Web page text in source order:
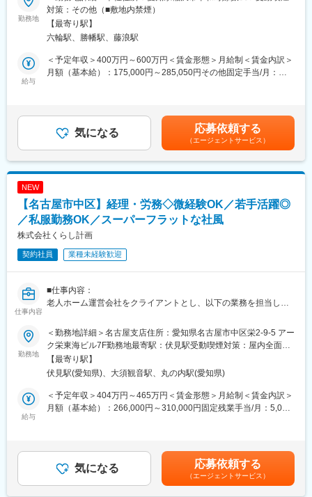
■当社について：
特別養護老人ホーム運営、老人短期入所事業、デイサービス事
業、居宅介護支援事業などの事業内容を手掛けています。“プロフ
ェッショナルがお届けする介護サービス”を目指し、“心と心のふれ
あい”を大切にし、人の尊厳を守り抜き、すばるを利用されるすべ
ての方々にやすらぎを感じていただける、そんな介護サービスを
◎休暇は、一部シフト制になっていますが、経理財務課社員は、
ほぼ土日に休暇を取得しています。（病院の為、二十四時間開業
している為）
◎繁忙時期以外は残業はほとんどありません。
■業務内容：
2,給与支払処理
・人事部門と連携しながら、給与計算データの確認を行い、給
与・賞与の支払に関する仕訳処理を担当。（社会保険料や源泉所
4,決算業務
・月次／四半期／年次の決算業務を取りまとめ、決算整理仕訳の
作成・レビュー。
5,経費処理
6,出納管理
・現金／預金の入出金や残高確認を行い、日々の資金管理の徹
・小口現金の管理／精算も含め、金融機関との振込や資金移動な
ど、出納業務全般を担当。
7,金融機関・税理士対応
・金融機関との折衝を通じて、融資や口座管理などの業務。
応の補助。
■入社後の流れ：
現場社員のOJTとなります。まずは、仕分け業務や給与支払処理
勤務地
対策：その他（■敷地内禁煙）
【最寄り駅】
六輪駅、勝幡駅、藤浪駅
給与
＜予定年収＞400万円～600万円＜賃金形態＞月給制＜賃金内訳＞
月額（基本給）：175,000円～285,050円その他固定手当/月：
選考を通じて上下する可能性があります。月給(月額)は固定手当を
含めた表記です。
気になる 応募依頼する
（エージェントサービス）
NEW
【名古屋市中区】経理・労務◇微経験OK／若手活躍◎
／私服勤務OK／スーパーフラットな社風
株式会社くらし計画
契約社員 業種未経験歓迎
仕事内容
■仕事内容：
老人ホーム運営会社をクライアントとし、以下の業務を担当して
れるポジションです。担当の会社をもち、その会社の経理／労務
／会計に関する業務を一通りサポートしていただきます。※担当す
る会社の難易度や数は、ご本人の経験／スキルに応じて段階的に
お任せします。
■業務内容詳細：
（1）会計／記帳業務
（2）労務事務業務
・勤怠データの確認／集計
・給与計算に必要な資料の準備／チェック
勤務地
＜勤務地詳細＞名古屋支店住所：愛知県名古屋市中区栄2-9-5 アー
ク栄東海ビル7F勤務地最寄駅：伏見駅受動喫煙対策：屋内全面禁
煙【最寄り駅】
伏見駅(愛知県)、大須観音駅、丸の内駅(愛知県)
給与
＜予定年収＞404万円～465万円＜賃金形態＞月給制＜賃金内訳＞
月額（基本給）：266,000円～310,000円固定残業手当/月：5,000
なります。■昇給：年1回（4月）■賞与：年3回（夏・冬・決算
期）※賞与は契約社員期間は無し、正社員雇用後に支給となりま
す。賃金はあくまでも目安の金額であり、選考を通じて上下する
気になる 応募依頼する
（エージェントサービス）